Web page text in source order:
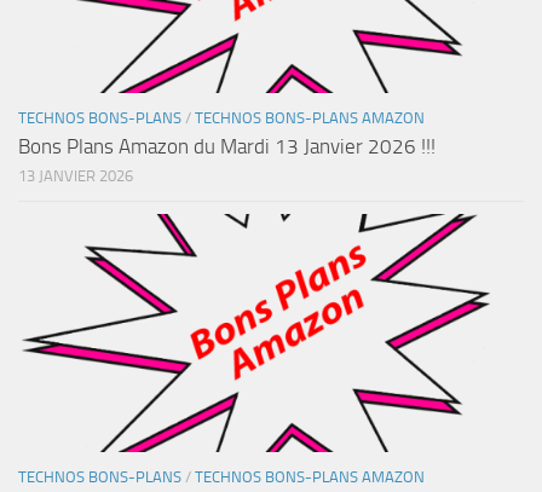
TECHNOS BONS-PLANS / TECHNOS BONS-PLANS AMAZON
Bons Plans Amazon du Mardi 13 Janvier 2026 !!!
13 JANVIER 2026
TECHNOS BONS-PLANS / TECHNOS BONS-PLANS AMAZON